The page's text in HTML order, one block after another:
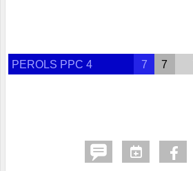
PEROLS PPC 4 7 7